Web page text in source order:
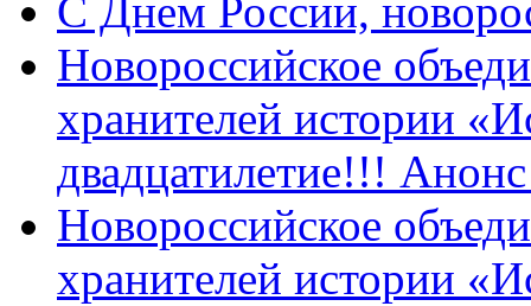
C Днем России,
Новороссийское
хранителей истории
двадцатилетие!!!
Новороссийское
хранителей истории